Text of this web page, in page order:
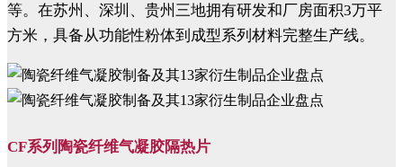
等。在苏州、深圳、贵州三地拥有研发和厂房面积3万平
方米，具备从功能性粉体到成型系列材料完整生产线。
CF系列陶瓷纤维气凝胶隔热片